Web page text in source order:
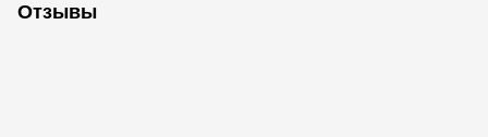
Отзывы